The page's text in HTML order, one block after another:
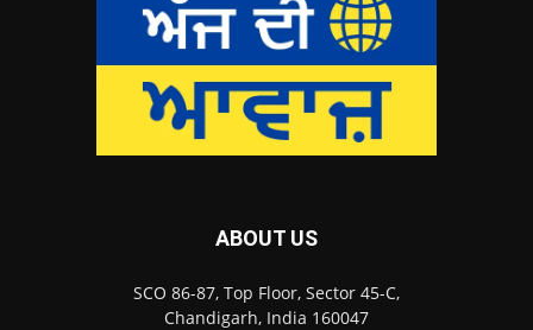
ABOUT US
SCO 86-87, Top Floor, Sector 45-C,
Chandigarh, India 160047